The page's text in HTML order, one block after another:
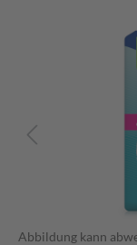
Abbildung kann